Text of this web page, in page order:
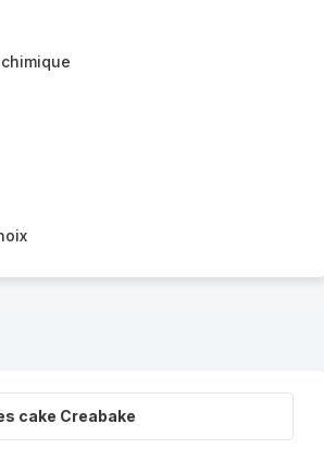
cake Creabake